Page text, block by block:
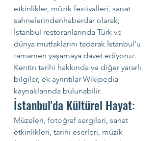
etkinlikler, müzik festivalleri, sanat
sahnelerindenhaberdar olarak;
İstanbul restoranlarında Türk ve
dünya mutfaklarını tadarak İstanbul'u
tamamen yaşamaya davet ediyoruz.
Kentin tarihi hakkında ve diğer yararlı
bilgiler, ek ayrıntılar Wikipedia
kaynaklarında bulunabilir.
İstanbul'da Kültürel Hayat:
Müzeleri, fotoğraf sergileri, sanat
etkinlikleri, tarihi eserleri, müzik